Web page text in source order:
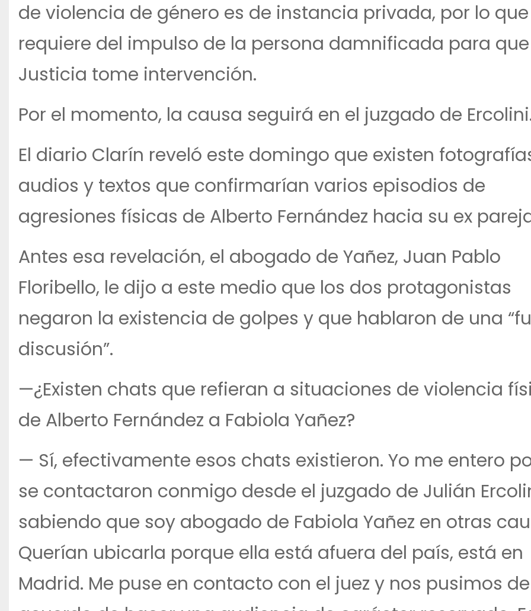
de violencia de género es de instancia privada, por lo que
requiere del impulso de la persona damnificada para
Justicia tome intervención.
Por el momento, la causa seguirá en el juzgado de
El diario Clarín reveló este domingo que existen
audios y textos que confirmarían varios episodios de
agresiones físicas de Alberto Fernández hacia su ex
Antes esa revelación, el abogado de Yañez, Juan Pablo
Floribello, le dijo a este medio que los dos protagonistas
negaron la existencia de golpes y que hablaron de una
discusión”.
—¿Existen chats que refieran a situaciones de violencia
de Alberto Fernández a Fabiola Yañez?
— Sí, efectivamente esos chats existieron. Yo me entero
se contactaron conmigo desde el juzgado de Julián
sabiendo que soy abogado de Fabiola Yañez en otras
Querían ubicarla porque ella está afuera del país, está en
Madrid. Me puse en contacto con el juez y nos pusimos de